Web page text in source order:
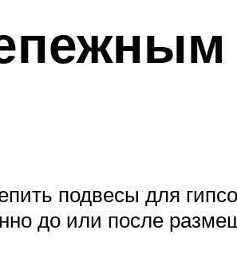
подвесы для
до или после